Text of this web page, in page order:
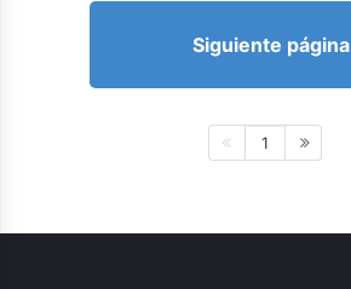
Siguiente página
1